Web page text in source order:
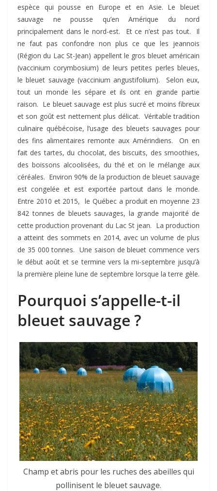
espèce qui pousse en Europe et en Asie. Le bleuet
sauvage ne pousse qu’en Amérique du nord
principalement dans le nord-est. Et ce n’est pas tout. Il
ne faut pas confondre non plus ce que les jeannois
(Région du Lac St-Jean) appellent le gros bleuet américain
(vaccinium corymbosium) de leurs petites perles bleues,
le bleuet sauvage (vaccinium angustifolium). Selon eux,
tout un monde les sépare et ils ont en grande partie
raison. Le bleuet sauvage est plus sucré et moins fibreux
et son goût est nettement plus délicat. Véritable tradition
culinaire québécoise, l’usage des bleuets sauvages pour
des fins alimentaires remonte aux Amérindiens. On en
fait des tartes, du chocolat, des biscuits, des smoothies,
des boissons alcoolisées, du thé et on le mélange aux
céréales. Environ 90% de la production de bleuet sauvage
est congelée et est exportée partout dans le monde.
Entre 2010 et 2015, le Québec a produit en moyenne 23
842 tonnes de bleuets sauvages, la grande majorité de
cette production provenant du Lac St jean. La production
a atteint des sommets en 2014, avec un volume de plus
de 35 000 tonnes. Une saison de bleuet commence vers
le début août et se termine vers la mi-septembre jusqu’à
la première pleine lune de septembre lorsque la terre gèle.
Pourquoi s’appelle-t-il
bleuet sauvage ?
Champ et abris pour les ruches des abeilles qui
pollinisent le bleuet sauvage.